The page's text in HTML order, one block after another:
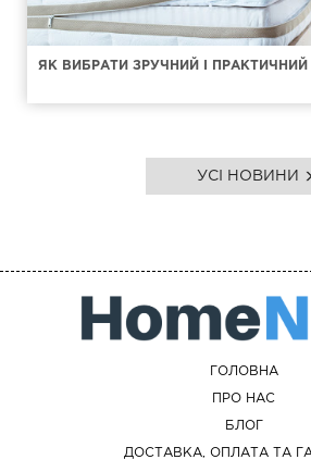
ЯК ВИБРАТИ ЗРУЧНИЙ І
УСІ НОВИНИ
ГОЛОВНА
ПРО НАС
БЛОГ
ДОСТАВКА, ОПЛАТА ТА